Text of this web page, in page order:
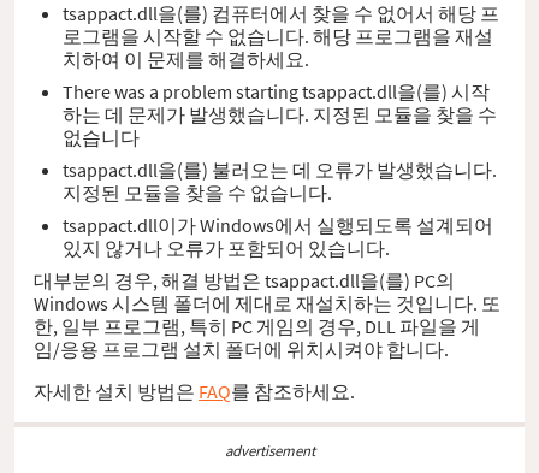
tsappact.dll을(를) 컴퓨터에서 찾을 수 없어서 해당 프
로그램을 시작할 수 없습니다. 해당 프로그램을 재설
치하여 이 문제를 해결하세요.
There was a problem starting tsappact.dll을(를) 시작
하는 데 문제가 발생했습니다. 지정된 모듈을 찾을 수
없습니다
tsappact.dll을(를) 불러오는 데 오류가 발생했습니다.
지정된 모듈을 찾을 수 없습니다.
tsappact.dll이가 Windows에서 실행되도록 설계되어
있지 않거나 오류가 포함되어 있습니다.
대부분의 경우, 해결 방법은 tsappact.dll을(를) PC의
Windows 시스템 폴더에 제대로 재설치하는 것입니다. 또
한, 일부 프로그램, 특히 PC 게임의 경우, DLL 파일을 게
임/응용 프로그램 설치 폴더에 위치시켜야 합니다.
자세한 설치 방법은 FAQ를 참조하세요.
advertisement